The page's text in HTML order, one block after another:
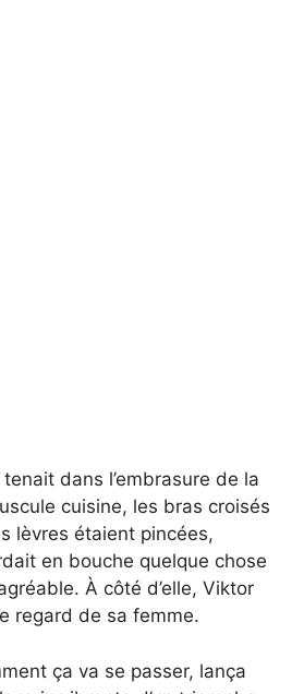
dans l’embrasure de la
cuisine, les bras croisés
lèvres étaient pincées,
en bouche quelque chose
À côté d’elle, Viktor
regard de sa femme.
ça va se passer, lança